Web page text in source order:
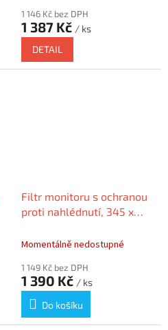
1 146 Kč bez DPH
1 387 Kč / ks
DETAIL
Filtr monitoru s ochranou
proti nahlédnutí, 345 x
DURABLE
Momentálně nedostupné
1 149 Kč bez DPH
1 390 Kč / ks
Do košíku